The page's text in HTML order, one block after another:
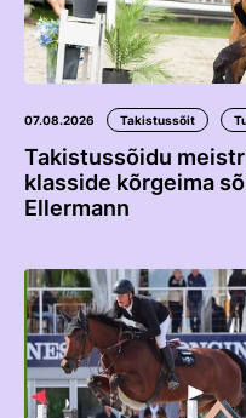
Koolitused
Mänedžer Ja Komitee
Välisvõistlustel Osaleja
RAKENDISPORT
Regulatsioonid
Võistlussarjad
Edetabelid
Ametnikud
07.08.2026 Takistussõit
Takistussõidu
klasside kõrgeima
Ellermann